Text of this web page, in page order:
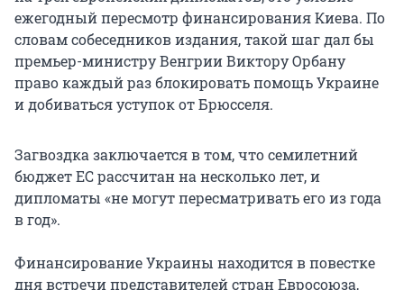
ежегодный пересмотр финансирования Киева. По
словам собеседников издания, такой шаг дал бы
премьер-министру Венгрии Виктору Орбану
право каждый раз блокировать помощь Украине
и добиваться уступок от Брюсселя.
Загвоздка заключается в том, что семилетний
бюджет ЕС рассчитан на несколько лет, и
дипломаты «не могут пересматривать его из года
в год».
Финансирование Украины находится в повестке
дня встречи представителей стран Евросоюза,